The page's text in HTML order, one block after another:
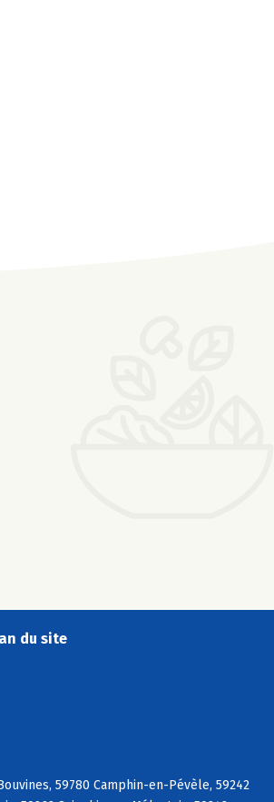
du site
59780 Camphin-en-Pévèle, 59242